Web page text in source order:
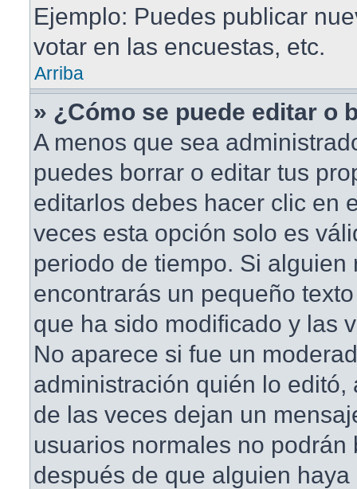
Ejemplo: Puedes publicar
votar en las encuestas, etc.
Arriba
» ¿Cómo se puede editar o
A menos que sea
puedes borrar o editar tus
editarlos debes hacer clic en
veces esta opción solo es
periodo de tiempo. Si alguien
encontrarás un pequeño
que ha sido modificado y las
No aparece si fue un
administración quién lo editó,
de las veces dejan un
usuarios normales no podrán
después de que alguien